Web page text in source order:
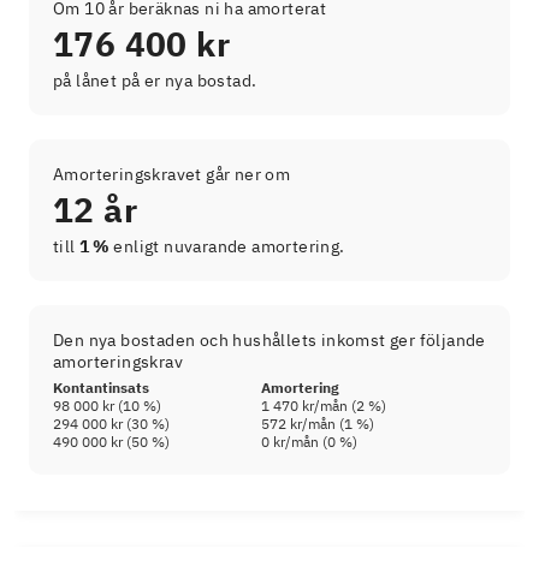
Om 10 år beräknas ni ha amorterat
176 400 kr
på lånet på er nya bostad.
Amorteringskravet går ner om
12 år
till 1 % enligt nuvarande amortering.
Den nya bostaden och hushållets inkomst ger följande
amorteringskrav
Kontantinsats
Amortering
98 000 kr(10 %) 1 470 kr/mån (2 %)
294 000 kr(30 %) 572 kr/mån (1 %)
490 000 kr(50 %) 0 kr/mån (0 %)